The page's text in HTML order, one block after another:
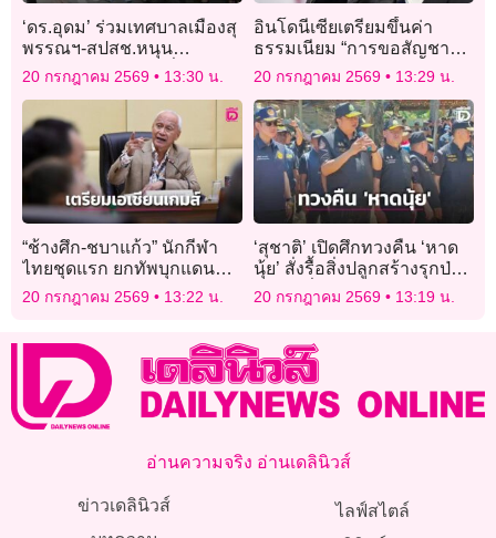
‘ดร.อุดม’ ร่วมเทศบาลเมืองสุ
พรรณฯ-สปสช.หนุน
โครงการศูนย์ยืมเครื่องมือ
20 กรกฎาคม 2569 13:30 น.
อินโดนีเซียเตรียมขึ้นค่า
ธรรมเนียม “การขอสัญชาติ-
การแปลงสัญชาติ”
20 กรกฎาคม 2569 13:29 น.
“ช้างศึก-ชบาแก้ว” นักกีฬา
ไทยชุดแรก ยกทัพบุกแดน
อาทิตย์อุทัย ทำศึกเอเชียน
เกมส์ 2026
20 กรกฎาคม 2569 13:22 น.
‘สุชาติ’ เปิดศึกทวงคืน ‘หาด
นุ้ย’ สั่งรื้อสิ่งปลูกสร้างรุกป่า
11 จุด ลั่นไม่มีใครอยู่เหนือ
กฎหมาย
20 กรกฎาคม 2569 13:19 น.
อ่านความจริง อ่านเดลินิวส์
ข่าวเดลินิวส์
ไลฟ์สไตล์